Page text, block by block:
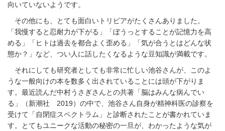
向いていないようです。
その他にも、とても面白いトリビアがたくさんありました。
「我慢すると忍耐力が下がる」「ぼうっとすることが記憶力を高
める」「ヒトは過去を都合よく歪める」「気が合うとはどんな状
態か？」など、つい人に話したくなるような豆知識が満載です。
それにしても研究者としても非常に忙しい池谷さんが、このよ
うな一般向けの本を数多く出されていることには頭が下がりま
す。最近読んだ中村うさぎさんとの共著「脳はみんな病んでい
る」（新潮社 2019）の中で、池谷さん自身が精神科医の診察を
受けて「自閉症スペクトラム」と診断されたことが書かれていま
す。とてもユニークな活動の秘密の一旦が、わかったような気が